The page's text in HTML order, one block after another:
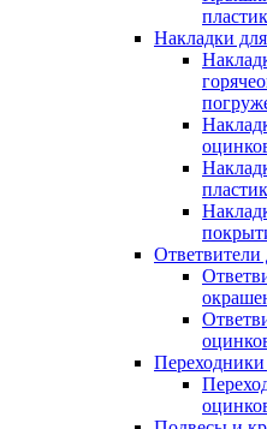
Накладки
Ответвители
Переходники